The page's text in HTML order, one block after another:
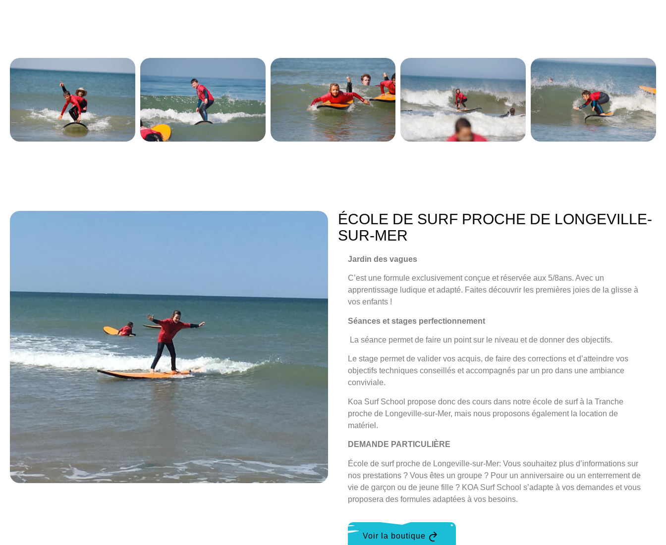
ÉCOLE DE SURF PROCHE DE LONGEVILLE-
SUR-MER
Jardin des vagues
C’est une formule exclusivement conçue et réservée aux 5/8ans. Avec un
apprentissage ludique et adapté. Faites découvrir les premières joies de la glisse à
vos enfants !
Séances et stages perfectionnement
La séance permet de faire un point sur le niveau et de donner des objectifs.
Le stage permet de valider vos acquis, de faire des corrections et d’atteindre vos
objectifs techniques conseillés et accompagnés par un pro dans une ambiance
conviviale.
Koa Surf School propose donc des cours dans notre école de surf à la Tranche
proche de Longeville-sur-Mer, mais nous proposons également la location de
matériel.
DEMANDE PARTICULIÈRE
École de surf proche de Longeville-sur-Mer: Vous souhaitez plus d’informations sur
nos prestations ? Vous êtes un groupe ? Pour un anniversaire ou un enterrement de
vie de garçon ou de jeune fille ? KOA Surf School s’adapte à vos demandes et vous
proposera des formules adaptées à vos besoins.
Voir la boutique